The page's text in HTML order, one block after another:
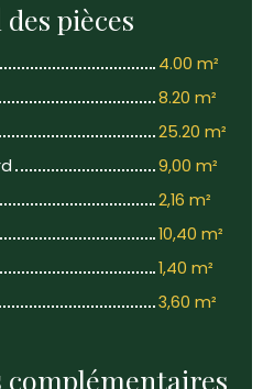
des pièces
4.00 m²
8.20 m²
25.20 m²
9,00 m²
2,16 m²
10,40 m²
1,40 m²
3,60 m²
complémentaires